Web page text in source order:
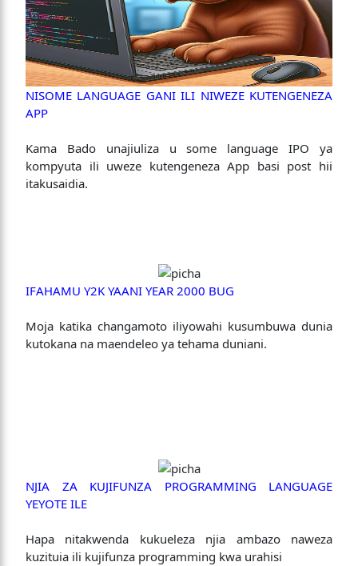
NISOME LANGUAGE GANI ILI NIWEZE KUTENGENEZA
APP
Kama Bado unajiuliza u some language IPO ya
kompyuta ili uweze kutengeneza App basi post hii
itakusaidia.
IFAHAMU Y2K YAANI YEAR 2000 BUG
Moja katika changamoto iliyowahi kusumbuwa dunia
kutokana na maendeleo ya tehama duniani.
NJIA ZA KUJIFUNZA PROGRAMMING LANGUAGE
YEYOTE ILE
Hapa nitakwenda kukueleza njia ambazo naweza
kuzituia ili kujifunza programming kwa urahisi